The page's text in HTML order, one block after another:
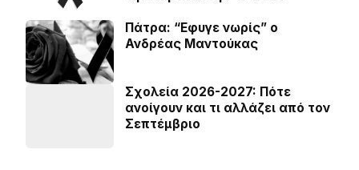
Πάτρα: “Εφυγε νωρίς” ο
Ανδρέας Μαντούκας
Σχολεία 2026-2027: Πότε
ανοίγουν και τι αλλάζει από τον
Σεπτέμβριο